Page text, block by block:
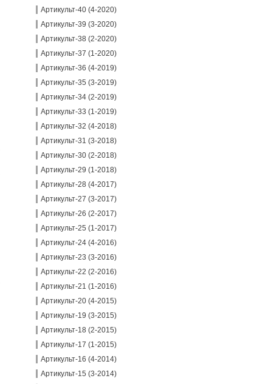
Артикульт-40 (4-2020)
Артикульт-39 (3-2020)
Артикульт-38 (2-2020)
Артикульт-37 (1-2020)
Артикульт-36 (4-2019)
Артикульт-35 (3-2019)
Артикульт-34 (2-2019)
Артикульт-33 (1-2019)
Артикульт-32 (4-2018)
Артикульт-31 (3-2018)
Артикульт-30 (2-2018)
Артикульт-29 (1-2018)
Артикульт-28 (4-2017)
Артикульт-27 (3-2017)
Артикульт-26 (2-2017)
Артикульт-25 (1-2017)
Артикульт-24 (4-2016)
Артикульт-23 (3-2016)
Артикульт-22 (2-2016)
Артикульт-21 (1-2016)
Артикульт-20 (4-2015)
Артикульт-19 (3-2015)
Артикульт-18 (2-2015)
Артикульт-17 (1-2015)
Артикульт-16 (4-2014)
Артикульт-15 (3-2014)